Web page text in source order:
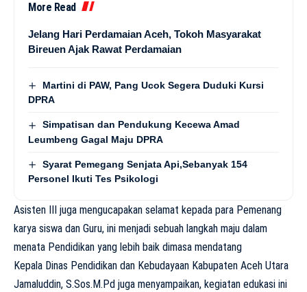
More Read
Jelang Hari Perdamaian Aceh, Tokoh Masyarakat
Bireuen Ajak Rawat Perdamaian
Martini di PAW, Pang Ucok Segera Duduki Kursi
DPRA
Simpatisan dan Pendukung Kecewa Amad
Leumbeng Gagal Maju DPRA
Syarat Pemegang Senjata Api,Sebanyak 154
Personel Ikuti Tes Psikologi
Asisten III juga mengucapakan selamat kepada para Pemenang
karya siswa dan Guru, ini menjadi sebuah langkah maju dalam
menata Pendidikan yang lebih baik dimasa mendatang
Kepala Dinas Pendidikan dan Kebudayaan Kabupaten Aceh Utara
Jamaluddin, S.Sos.M.Pd juga menyampaikan, kegiatan edukasi ini